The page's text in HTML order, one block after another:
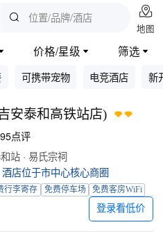
 位置/品牌/酒店 
地图
价格/星级  筛选 
可携带宠物 电竞酒店 新
安泰和高铁站店)
95点评
站 · 易氏宗祠
店位于市中心核心商圈
行李寄存 免费停车场 免费客房WiFi
登录看低价